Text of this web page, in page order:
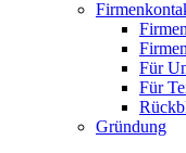
Für
Für
Gründung